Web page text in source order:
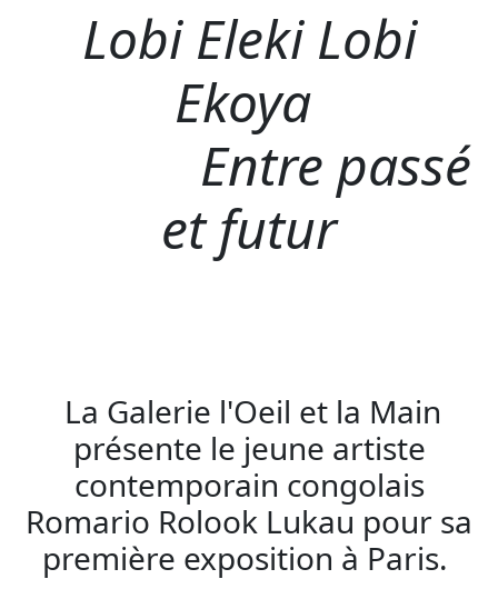
Lobi Eleki Lobi
Ekoya
Entre passé
et futur
La Galerie l'Oeil et la Main
présente le jeune artiste
contemporain congolais
Romario Rolook Lukau pour sa
première exposition à Paris.